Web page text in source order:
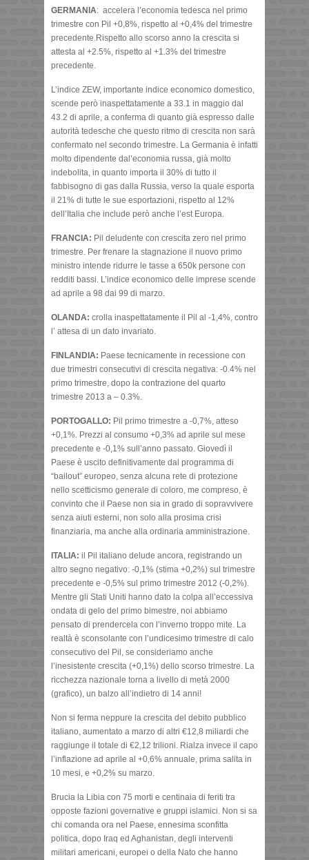
GERMANIA: accelera l’economia tedesca nel primo
trimestre con Pil +0,8%, rispetto al +0,4% del trimestre
precedente.Rispetto allo scorso anno la crescita si
attesta al +2.5%, rispetto al +1.3% del trimestre
precedente.
L’indice ZEW, importante indice economico domestico,
scende però inaspettatamente a 33.1 in maggio dal
43.2 di aprile, a conferma di quanto già espresso dalle
autorità tedesche che questo ritmo di crescita non sarà
confermato nel secondo trimestre. La Germania è infatti
molto dipendente dal’economia russa, già molto
indebolita, in quanto importa il 30% di tutto il
fabbisogno di gas dalla Russia, verso la quale esporta
il 21% di tutte le sue esportazioni, rispetto al 12%
dell’Italia che include però anche l’est Europa.
FRANCIA: Pil deludente con crescita zero nel primo
trimestre. Per frenare la stagnazione il nuovo primo
ministro intende ridurre le tasse a 650k persone con
redditi bassi. L’indice economico delle imprese scende
ad aprile a 98 dai 99 di marzo.
OLANDA: crolla inaspettatamente il Pil al -1,4%, contro
l’ attesa di un dato invariato.
FINLANDIA: Paese tecnicamente in recessione con
due trimestri consecutivi di crescita negativa: -0.4% nel
primo trimestre, dopo la contrazione del quarto
trimestre 2013 a – 0.3%.
PORTOGALLO: Pil primo trimestre a -0,7%, atteso
+0,1%. Prezzi al consumo +0,3% ad aprile sul mese
precedente e -0,1% sull’anno passato. Giovedì il
Paese è uscito definitivamente dal programma di
“bailout” europeo, senza alcuna rete di protezione
nello scetticismo generale di coloro, me compreso, è
convinto che il Paese non sia in grado di sopravvivere
senza aiuti esterni, non solo alla prosima crisi
finanziaria, ma anche alla ordinaria amministrazione.
ITALIA: il Pil italiano delude ancora, registrando un
altro segno negativo: -0,1% (stima +0,2%) sul trimestre
precedente e -0,5% sul primo trimestre 2012 (-0,2%).
Mentre gli Stati Uniti hanno dato la colpa all’eccessiva
ondata di gelo del primo bimestre, noi abbiamo
pensato di prendercela con l’inverno troppo mite. La
realtà è sconsolante con l’undicesimo trimestre di calo
consecutivo del Pil, se consideriamo anche
l’inesistente crescita (+0,1%) dello scorso trimestre. La
ricchezza nazionale torna a livello di metà 2000
(grafico), un balzo all’indietro di 14 anni!
Non si ferma neppure la crescita del debito pubblico
italiano, aumentato a marzo di altri €12,8 miliardi che
raggiunge il totale di €2,12 trilioni. Rialza invece il capo
l’inflazione ad aprile al +0,6% annuale, prima salita in
10 mesi, e +0,2% su marzo.
Brucia la Libia con 75 morti e centinaia di feriti tra
opposte fazioni governative e gruppi islamici. Non si sa
chi comanda ora nel Paese, ennesima sconfitta
politica, dopo Iraq ed Aghanistan, degli interventi
militari americani, europei o della Nato che hanno